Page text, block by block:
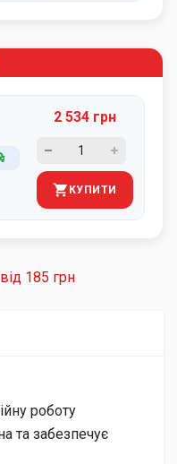
2 534 грн
КУПИТИ
Ще 28 пропозиції від 185 грн
роботу
та забезпечує